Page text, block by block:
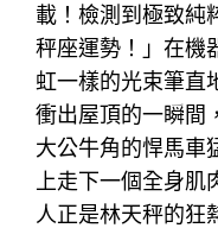
載！檢測到極致純
秤座運勢！」在機
虹一樣的光束筆直
衝出屋頂的一瞬間
大公牛角的悍馬車
上走下一個全身
人正是林天秤的